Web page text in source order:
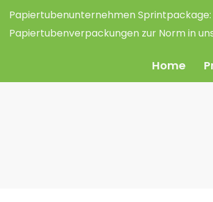
Papiertubenunternehmen Sprintpackage:
Papiertubenverpackungen zur Norm in
Home